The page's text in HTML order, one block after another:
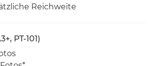
Reichweite
PT-101)